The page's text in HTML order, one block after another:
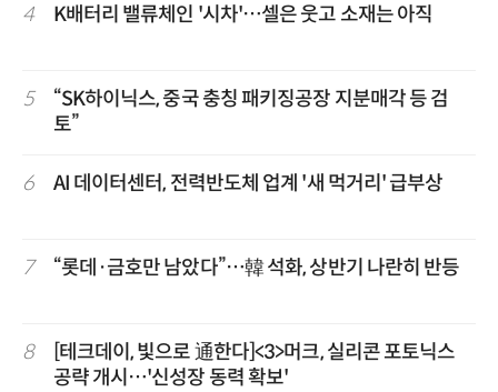
4 K배터리 밸류체인 '시차'…셀은 웃고 소재는 아직
5
“SK하이닉스, 중국 충칭 패키징공장 지분매각 등 검
토”
6 AI 데이터센터, 전력반도체 업계 '새 먹거리' 급부상
7 “롯데·금호만 남았다”…韓 석화, 상반기 나란히 반등
8
[테크데이, 빛으로 通한다]<3>머크, 실리콘 포토닉스
공략 개시…'신성장 동력 확보'